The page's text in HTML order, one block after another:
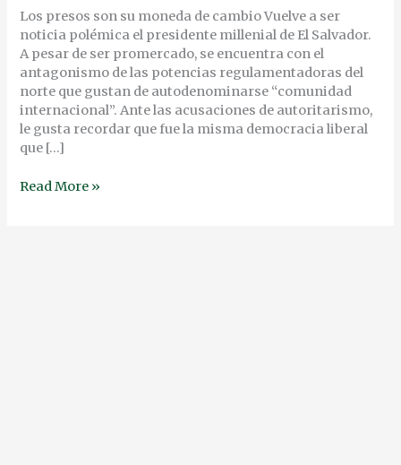
Los presos son su moneda de cambio Vuelve a ser
noticia polémica el presidente millenial de El Salvador.
A pesar de ser promercado, se encuentra con el
antagonismo de las potencias regulamentadoras del
norte que gustan de autodenominarse “comunidad
internacional”. Ante las acusaciones de autoritarismo,
le gusta recordar que fue la misma democracia liberal
que […]
LAS
PANDILLAS
Read More »